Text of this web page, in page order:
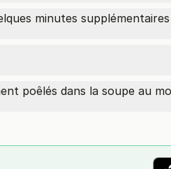
minutes
poêlés dans la soupe au